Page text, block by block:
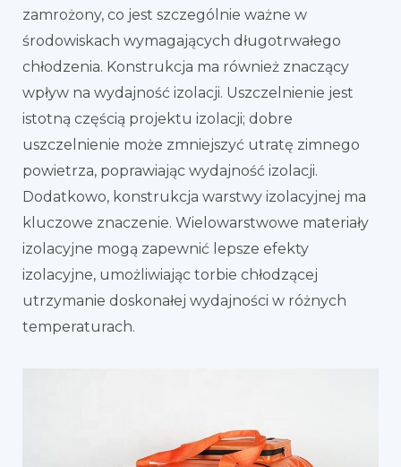
zamrożony, co jest szczególnie ważne w
środowiskach wymagających długotrwałego
chłodzenia. Konstrukcja ma również znaczący
wpływ na wydajność izolacji. Uszczelnienie jest
istotną częścią projektu izolacji; dobre
uszczelnienie może zmniejszyć utratę zimnego
powietrza, poprawiając wydajność izolacji.
Dodatkowo, konstrukcja warstwy izolacyjnej ma
kluczowe znaczenie. Wielowarstwowe materiały
izolacyjne mogą zapewnić lepsze efekty
izolacyjne, umożliwiając torbie chłodzącej
utrzymanie doskonałej wydajności w różnych
temperaturach.